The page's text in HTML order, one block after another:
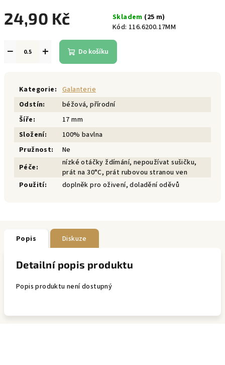
24,90 Kč Skladem (25 m)
Kód: 116.6200.17MM
+
− Do košíku
Kategorie: Galanterie
Odstín:
béžová, přírodní
Šíře:
17 mm
Složení:
100% bavlna
Pružnost:
Ne
Péče:
nízké otáčky ždímání, nepoužívat sušičku,
prát na 30°C, prát rubovou stranou ven
Použití: doplněk pro oživení, doladění oděvů
Popis Diskuze
Detailní popis produktu
Popis produktu není dostupný